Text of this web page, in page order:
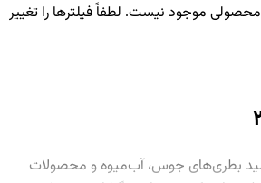
محصولی موجود نیست. لطفاً فیلترها را تغییر
۳۸ برای تولید بطری‌های جوس، آب‌میوه و محصولات